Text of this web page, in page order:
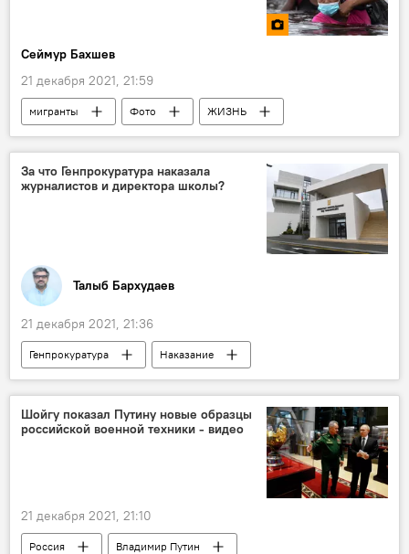
Сеймур Бахшев
21 декабря 2021, 21:59
мигранты Фото
ЖИЗНЬ
беженцы
Надежда
За что Генпрокуратура наказала
журналистов и директора школы?
Талыб Бархудаев
21 декабря 2021, 21:36
Генпрокуратура
Наказание
журналисты
директор
Шойгу показал Путину новые образцы
российской военной техники - видео
21 декабря 2021, 21:10
Россия
Владимир Путин